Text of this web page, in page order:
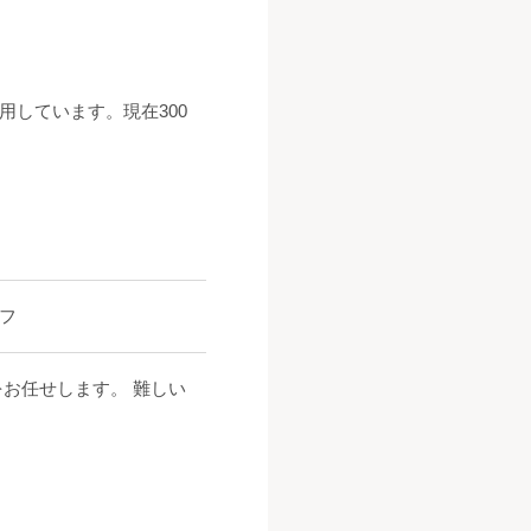
しています。現在300
任せします。 難しい